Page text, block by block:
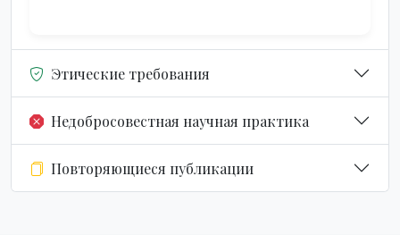
Этические требования
Недобросовестная научная практика
Повторяющиеся публикации